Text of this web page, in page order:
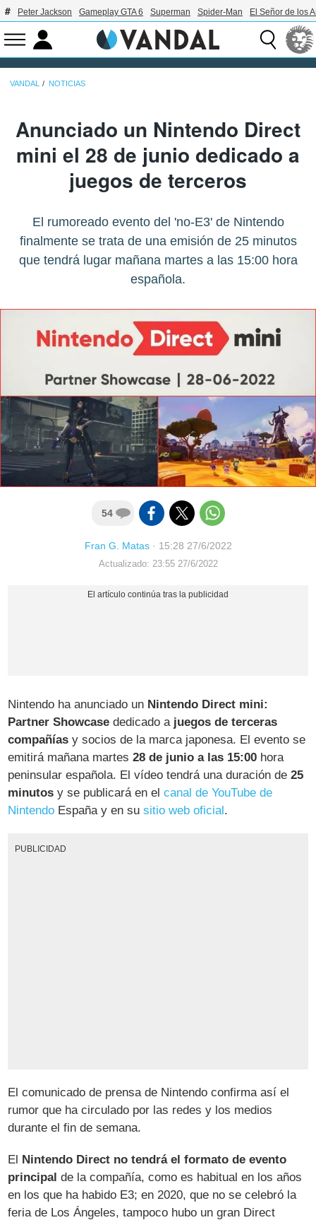
Peter Jackson Gameplay GTA 6 Superman Spider-Man El Señor de los
VANDAL NOTICIAS
Anunciado un Nintendo Direct
mini el 28 de junio dedicado a
juegos de terceros
El rumoreado evento del 'no-E3' de Nintendo
finalmente se trata de una emisión de 25 minutos
que tendrá lugar mañana martes a las 15:00 hora
española.
54
Fran G. Matas· 15:28 27/6/2022
Actualizado: 23:55 27/6/2022
Nintendo ha anunciado un Nintendo Direct mini:
Partner Showcase dedicado a juegos de terceras
compañías y socios de la marca japonesa. El evento se
emitirá mañana martes28 de junio a las 15:00 hora
peninsular española. El vídeo tendrá una duración de25
minutos y se publicará en elcanal de YouTube de
Nintendo España y en susitio web oficial.
PUBLICIDAD
El comunicado de prensa de Nintendo confirma así el
rumor que ha circulado por las redes y los medios
durante el fin de semana.
El Nintendo Direct no tendrá el formato de evento
principal de la compañía, como es habitual en los años
en los que ha habido E3; en 2020, que no se celebró la
feria de Los Ángeles, tampoco hubo un gran Direct